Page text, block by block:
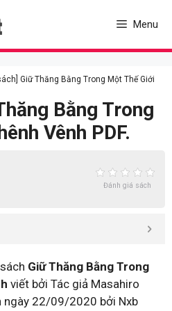
Menu
Giữ Thăng Bằng Trong Một Thế Giới
Bằng Trong
Vênh PDF.
Đánh giá sách
Giữ Thăng Bằng Trong
viết bởi Tác giả Masahiro
ngày 22/09/2020 bởi Nxb